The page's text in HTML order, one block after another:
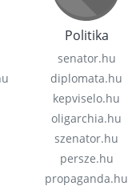
Politika
senator.hu
diplomata.hu
kepviselo.hu
oligarchia.hu
szenator.hu
persze.hu
propaganda.hu